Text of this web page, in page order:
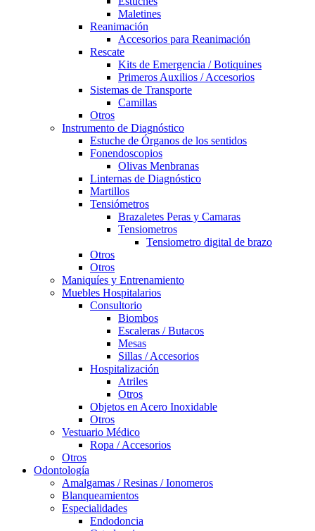
Maletines
Reanimación
Accesorios para Reanimación
Rescate
Kits de Emergencia / Botiquines
Primeros Auxilios / Accesorios
Sistemas de Transporte
Camillas
Otros
Instrumento de Diagnóstico
Estuche de Órganos de los sentidos
Fonendoscopios
Olivas Menbranas
Linternas de Diagnóstico
Martillos
Tensiómetros
Brazaletes Peras y Camaras
Tensiometros
Tensiometro digital de brazo
Otros
Otros
Maniquíes y Entrenamiento
Muebles Hospitalarios
Consultorio
Biombos
Escaleras / Butacos
Mesas
Sillas / Accesorios
Hospitalización
Atriles
Otros
Objetos en Acero Inoxidable
Otros
Vestuario Médico
Ropa / Accesorios
Otros
Odontología
Amalgamas / Resinas / Ionomeros
Blanqueamientos
Especialidades
Endodoncia